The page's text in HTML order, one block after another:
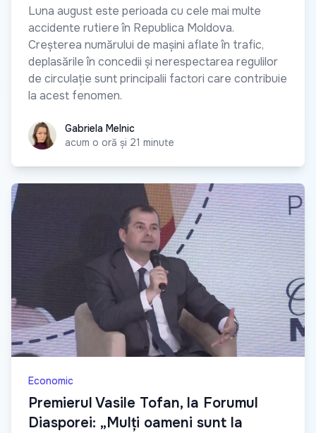
Luna august este perioada cu cele mai multe
accidente rutiere în Republica Moldova.
Creșterea numărului de mașini aflate în trafic,
deplasările în concedii și nerespectarea regulilor
de circulație sunt principalii factori care contribuie
la acest fenomen.
Gabriela Melnic
Gabriela Melnic
acum o oră și 21 minute
Economic
Premierul Vasile Tofan, la Forumul
Diasporei: „Mulți oameni sunt la